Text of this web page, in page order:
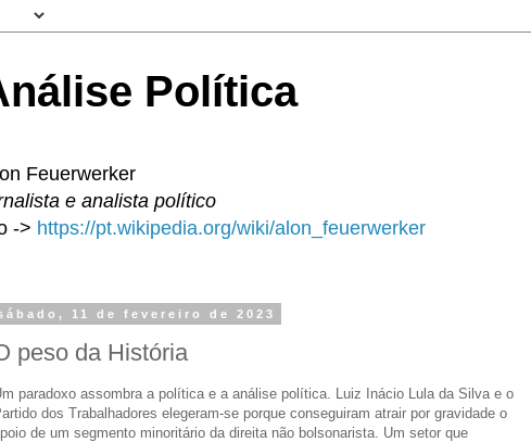
Política
Feuerwerker
e analista político
-> https://pt.wikipedia.org/wiki/alon_feuerwerker
11 de fevereiro de 2023
peso da História
paradoxo assombra a política e a análise política. Luiz Inácio Lula da Silva e o
dos Trabalhadores elegeram-se porque conseguiram atrair por gravidade o
de um segmento minoritário da direita não bolsonarista. Um setor que